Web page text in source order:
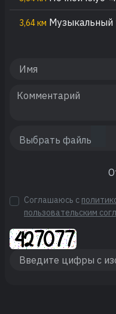
3,64 км Музыкальный
Соглашаюсь с
пользовательским